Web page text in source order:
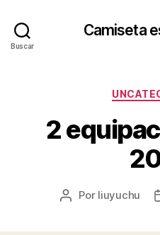
Buscar
Camiseta
2
Autor
Por liuyuchu